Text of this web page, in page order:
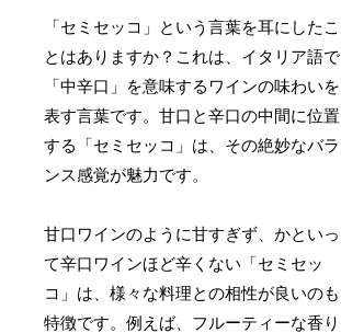
「セミセッコ」という言葉を耳にしたこ
とはありますか？これは、イタリア語で
「中辛口」を意味するワインの味わいを
表す言葉です。甘口と辛口の中間に位置
する「セミセッコ」は、その絶妙なバラ
ンス感覚が魅力です。
甘口ワインのように甘すぎず、かといっ
て辛口ワインほど辛くない「セミセッ
コ」は、様々な料理との相性が良いのも
特徴です。例えば、フルーティーな香り